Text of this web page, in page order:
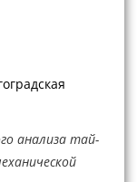
анализа тай-